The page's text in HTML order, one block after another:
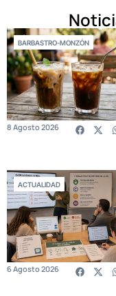
BARBASTRO-MONZÓN
8 Agosto 2026
ACTUALIDAD
6 Agosto 2026